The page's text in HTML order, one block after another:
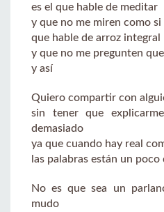
es el que hable de meditar
y que no me miren como
que hable de arroz integral
y que no me pregunten
y así
Quiero compartir con
sin tener que
demasiado
ya que cuando hay real
las palabras están un poco
No es que sea un
mudo